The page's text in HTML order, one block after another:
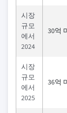
시장
규모
에서
2024
30억
시장
규모
에서
2025
36억